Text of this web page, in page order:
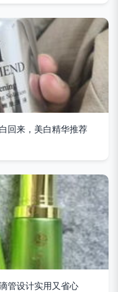
回来，美白精华推荐
管设计实用又省心